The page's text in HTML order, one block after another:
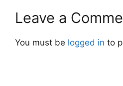
Leave a
You must be logged in to